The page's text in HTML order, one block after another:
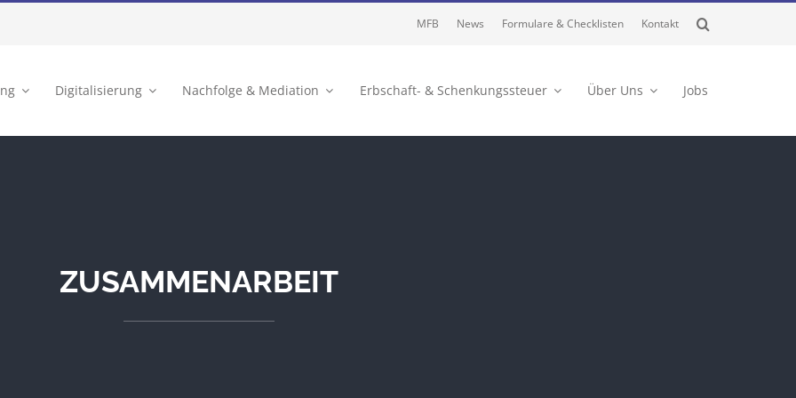
MFB News Formulare & Checklisten Kontakt
Digitalisierung Nachfolge & Mediation Erbschaft- & Schenkungssteuer Über Uns Jobs
ZUSAMMENARBEIT